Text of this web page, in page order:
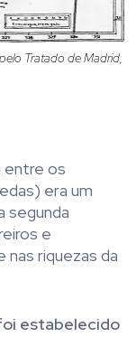
Tratado de Madrid,
entre os
era um
segunda
e
riquezas da
estabelecido